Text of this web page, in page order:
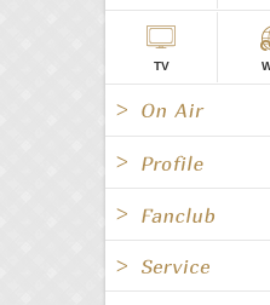
TV
All 女優/
All